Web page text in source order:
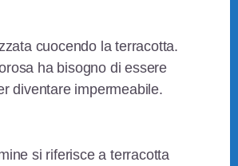
cuocendo la terracotta.
ha bisogno di essere
diventare impermeabile.
si riferisce a terracotta